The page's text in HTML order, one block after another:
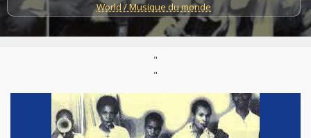
World / Musique du monde
"
"